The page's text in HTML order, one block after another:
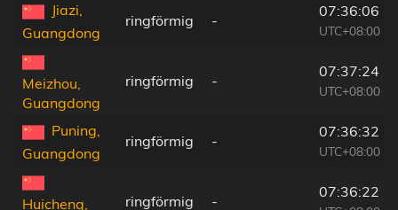
Jiazi,
Guangdong
ringförmig -
07:36:06
UTC+08:00
Meizhou,
Guangdong
ringförmig -
07:37:24
UTC+08:00
Puning,
Guangdong
ringförmig -
07:36:32
UTC+08:00
Huicheng, ringförmig -
07:36:22